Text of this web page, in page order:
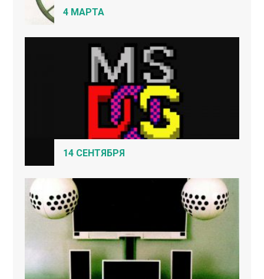
4 МАРТА
14 СЕНТЯБРЯ